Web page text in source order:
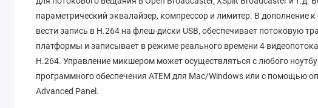
параметрический эквалайзер, компрессор и лимитер. В дополнение
вести запись в H.264 на флеш-диски USB, обеспечивает потоковую
платформы и записывает в режиме реального времени 4
H.264. Управление микшером может осуществляться с любого
программного обеспечения ATEM для Mac/Windows или с помощью
Advanced Panel.